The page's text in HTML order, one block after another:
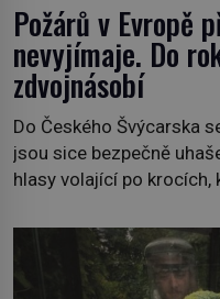
Požárů v Evropě
nevyjímaje. Do
zdvojnásobí
Do Českého Švýcarska
jsou sice bezpečně
hlasy volající po
požáry už nejsou
Středomoří. S
krajinou a desetiletími